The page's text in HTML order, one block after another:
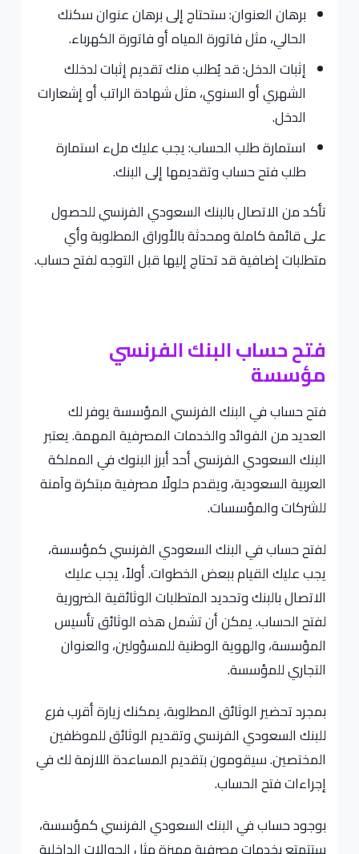
برهان العنوان: ستحتاج إلى برهان عنوان سكنك
الحالي، مثل فاتورة المياه أو فاتورة الكهرباء.
إثبات الدخل: قد يُطلب منك تقديم إثبات لدخلك
الشهري أو السنوي، مثل شهادة الراتب أو إشعارات
الدخل.
استمارة طلب الحساب: يجب عليك ملء استمارة
طلب فتح حساب وتقديمها إلى البنك.
تأكد من الاتصال بالبنك السعودي الفرنسي للحصول
على قائمة كاملة ومحدثة بالأوراق المطلوبة وأي
متطلبات إضافية قد تحتاج إليها قبل التوجه لفتح حساب.
فتح حساب البنك الفرنسي
مؤسسة
فتح حساب في البنك الفرنسي المؤسسة يوفر لك
العديد من الفوائد والخدمات المصرفية المهمة. يعتبر
البنك السعودي الفرنسي أحد أبرز البنوك في المملكة
العربية السعودية، ويقدم حلولًا مصرفية مبتكرة وآمنة
للشركات والمؤسسات.
لفتح حساب في البنك السعودي الفرنسي كمؤسسة،
يجب عليك القيام ببعض الخطوات. أولاً، يجب عليك
الاتصال بالبنك وتحديد المتطلبات الوثائقية الضرورية
لفتح الحساب. يمكن أن تشمل هذه الوثائق تأسيس
المؤسسة، والهوية الوطنية للمسؤولين، والعنوان
التجاري للمؤسسة.
بمجرد تحضير الوثائق المطلوبة، يمكنك زيارة أقرب فرع
للبنك السعودي الفرنسي وتقديم الوثائق للموظفين
المختصين. سيقومون بتقديم المساعدة اللازمة لك في
إجراءات فتح الحساب.
بوجود حساب في البنك السعودي الفرنسي كمؤسسة،